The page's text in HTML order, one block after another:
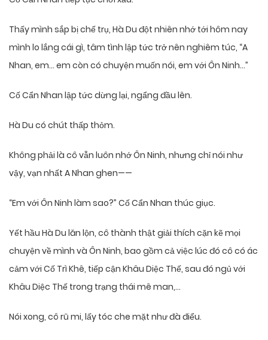
Thấy mình sắp bị chế trụ, Hà Du đột nhiên nhớ tới hôm nay
mình lo lắng cái gì, tâm tình lập tức trở nên nghiêm túc, “A
Nhan, em… em còn có chuyện muốn nói, em với Ôn Ninh…”
Cố Cẩn Nhan lập tức dừng lại, ngẩng đầu lên.
Hà Du có chút thấp thỏm.
Không phải là cô vẫn luôn nhớ Ôn Ninh, nhưng chỉ nói như
vậy, vạn nhất A Nhan ghen——
“Em với Ôn Ninh làm sao?” Cố Cẩn Nhan thúc giục.
Yết hầu Hà Du lăn lộn, cô thành thật giải thích cặn kẽ mọi
chuyện về mình và Ôn Ninh, bao gồm cả việc lúc đó cô có ác
cảm với Cố Trì Khê, tiếp cận Khâu Diệc Thế, sau đó ngủ với
Khâu Diệc Thế trong trạng thái mê man,…
Nói xong, cô rũ mi, lấy tóc che mặt như đà điểu.